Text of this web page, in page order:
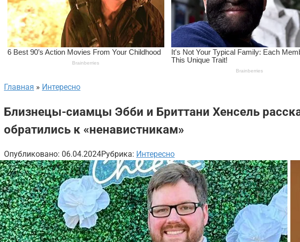
Главная » Интересно
Близнецы-сиамцы Эбби и Бриттани Хенсель
обратились к «ненавистникам»
Опубликовано: 06.04.2024Рубрика: Интересно